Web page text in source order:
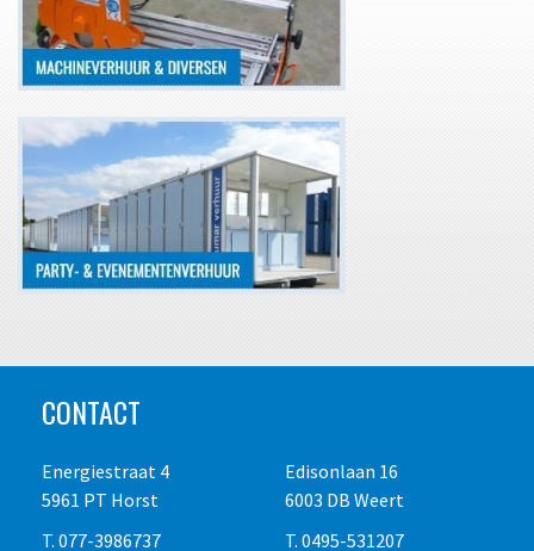
CONTACT
Energiestraat 4
5961 PT Horst
T. 077-3986737
Edisonlaan 16
6003 DB Weert
T. 0495-531207